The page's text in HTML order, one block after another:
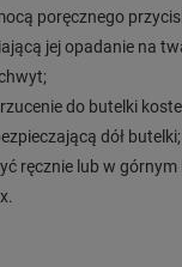
poręcznego
jej opadanie na
do butelki
dół butelki;
ręcznie lub w